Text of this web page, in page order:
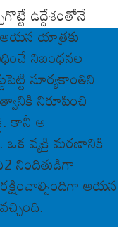
ఉద్దేశంతోనే
ఆయన యాత్రకు
నిబంధనల
సూర్యకాంతిని
నిరూపించి
కానీ ఆ
వ్యక్తి మరణానికి
నిందితుడిగా
ఆయన